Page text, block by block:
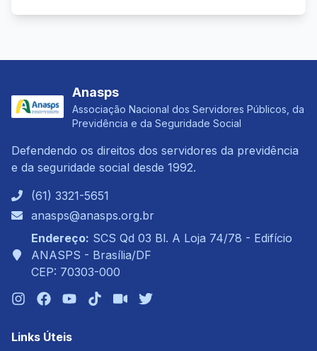
Anasps
Associação Nacional dos Servidores Públicos, da
Previdência e da Seguridade Social
Defendendo os direitos dos servidores da previdência
e da seguridade social desde 1992.
(61) 3321-5651
anasps@anasps.org.br
Endereço: SCS Qd 03 Bl. A Loja 74/78 - Edifício
ANASPS - Brasília/DF
CEP: 70303-000
Links Úteis